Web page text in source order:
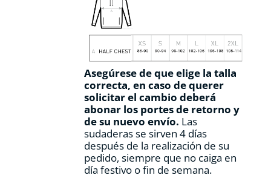
Asegúrese de que elige la talla
correcta, en caso de querer
solicitar el cambio deberá
abonar los portes de retorno y
de su nuevo envío. Las
sudaderas se sirven 4 días
después de la realización de su
pedido, siempre que no caiga en
día festivo o fin de semana.